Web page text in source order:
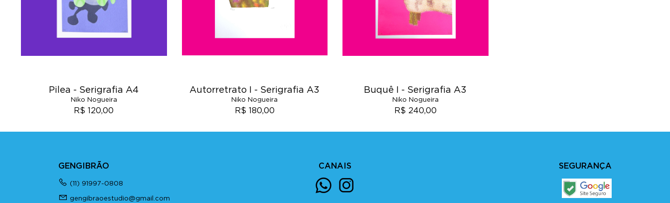
Pilea - Serigrafia A4
Niko Nogueira
R$ 120,00
Autorretrato I - Serigrafia A3
Niko Nogueira
R$ 180,00
Buquê I - Serigrafia A3
Niko Nogueira
R$ 240,00
GENGIBRÃO
(11) 91997-0808
gengibraoestudio@gmail.com
CANAIS SEGURANÇA